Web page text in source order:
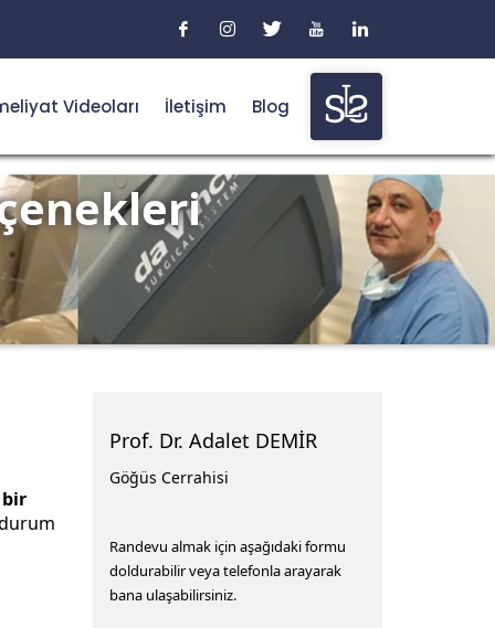
Videoları İletişim Blog
Prof. Dr. Adalet DEMİR
Göğüs Cerrahisi
Randevu almak için aşağıdaki formu
doldurabilir veya telefonla arayarak
bana ulaşabilirsiniz.